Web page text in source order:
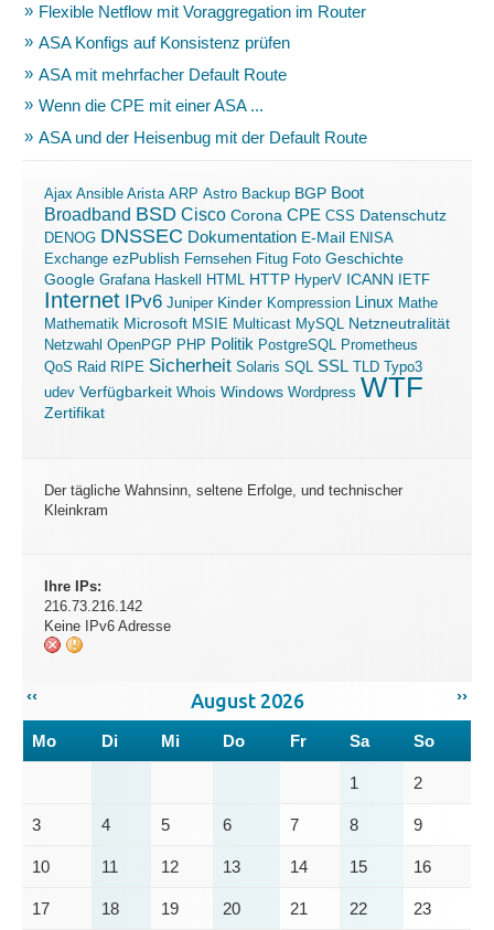
Flexible Netflow mit Voraggregation im Router
ASA Konfigs auf Konsistenz prüfen
ASA mit mehrfacher Default Route
Wenn die CPE mit einer ASA ...
ASA und der Heisenbug mit der Default Route
Ajax Ansible Arista ARP Astro Backup BGP Boot
Broadband BSD Cisco Corona CPE CSS Datenschutz
DENOG DNSSEC Dokumentation E-Mail ENISA
Exchange ezPublish Fernsehen Fitug Foto Geschichte
Google Grafana Haskell HTML HTTP HyperV ICANN IETF
Internet IPv6 Juniper Kinder Kompression Linux Mathe
Mathematik Microsoft MSIE Multicast MySQL Netzneutralität
Netzwahl OpenPGP PHP Politik PostgreSQL Prometheus
QoS Raid RIPE Sicherheit Solaris SQL SSL TLD Typo3
udev Verfügbarkeit Whois Windows Wordpress WTF
Zertifikat
Der tägliche Wahnsinn, seltene Erfolge, und technischer
Kleinkram
Ihre IPs:
216.73.216.142
Keine IPv6 Adresse
‹‹ ››
August 2026
Mo Di Mi Do Fr Sa So
1 2
3 4 5 6 7 8 9
10 11 12 13 14 15 16
17 18 19 20 21 22 23